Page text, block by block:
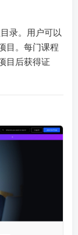
录。用户可以
目。每门课程
目后获得证